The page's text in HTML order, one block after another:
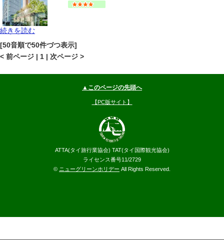
続きを読む
[50音順で50件づつ表示]
< 前ページ | 1 | 次ページ >
▲このページの先頭へ
【PC版サイト】
ATTA(タイ旅行業協会) TAT(タイ国際観光協会)
ライセンス番号11/2729
© ニューグリーンホリデー All Rights Reserved.